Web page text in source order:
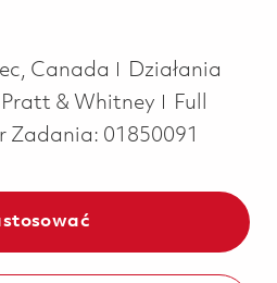
Canada Kategoria
Działania
Pratt & Whitney Job Type
Full
Zadania: 01850091